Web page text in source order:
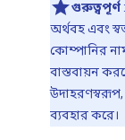
গুরুত্বপূর্ণ
অর্থবহ এবং
কোম্পানির
বাস্তবায়ন
ব্যবহার করে।